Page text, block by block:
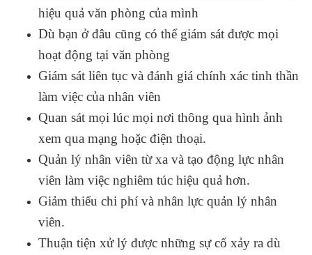
hiệu quả văn phòng của mình
Dù bạn ở đâu cũng có thể giám sát được mọi
hoạt động tại văn phòng
Giám sát liên tục và đánh giá chính xác tinh thần
làm việc của nhân viên
Quan sát mọi lúc mọi nơi thông qua hình ảnh
xem qua mạng hoặc điện thoại.
Quản lý nhân viên từ xa và tạo động lực nhân
viên làm việc nghiêm túc hiệu quả hơn.
Giảm thiểu chi phí và nhân lực quản lý nhân
viên.
Thuận tiện xử lý được những sự cố xảy ra dù